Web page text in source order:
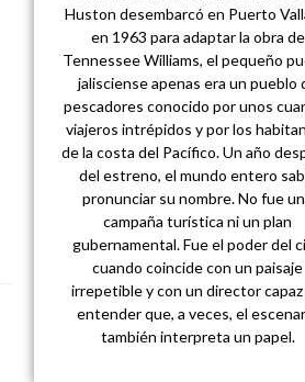
Huston desembarcó en Puerto
en 1963 para adaptar la obra de
Tennessee Williams, el pequeño
jalisciense apenas era un pueblo
pescadores conocido por unos
viajeros intrépidos y por los
de la costa del Pacífico. Un año
del estreno, el mundo entero
pronunciar su nombre. No fue
campaña turística ni un plan
gubernamental. Fue el poder del
cuando coincide con un paisaje
irrepetible y con un director
entender que, a veces, el
también interpreta un papel.